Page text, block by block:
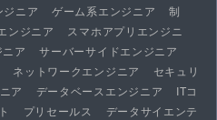
ジニア ゲーム系エンジニア
制
ンジニア
スマホアプリエンジニ
ア
サーバーサイドエンジニア
ネットワークエンジニア
セキュリ
ア データベースエンジニア
ITコ
プリセールス
データサイエンテ